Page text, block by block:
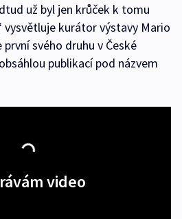
už byl jen krůček k tomu
kurátor výstavy Mario
svého druhu v České
publikací pod názvem
video